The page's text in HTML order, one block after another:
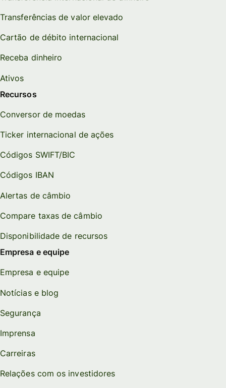
Transferências de valor elevado
Cartão de débito internacional
Receba dinheiro
Ativos
Recursos
Conversor de moedas
Ticker internacional de ações
Códigos SWIFT/BIC
Códigos IBAN
Alertas de câmbio
Compare taxas de câmbio
Disponibilidade de recursos
Empresa e equipe
Empresa e equipe
Notícias e blog
Segurança
Imprensa
Carreiras
Relações com os investidores